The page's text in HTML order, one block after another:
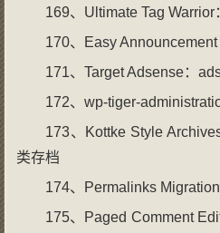
169、Ultimate Tag
170、Easy
171、Target Adsense：
172、wp-tiger-
173、Kottke Style
类存档
174、Permalinks
175、Paged Comment